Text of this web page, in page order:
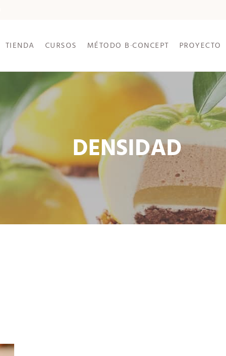
TIENDA CURSOS MÉTODO B·CONCEPT PROYECTO
DENSIDAD